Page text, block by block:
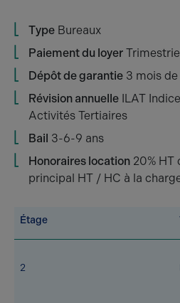
Type Bureaux
Paiement du loyer
Dépôt de garantie 3 mois
Révision annuelle ILAT
Activités Tertiaires
Bail 3-6-9 ans
Honoraires location 20% HT
principal HT / HC à la
Étage
2